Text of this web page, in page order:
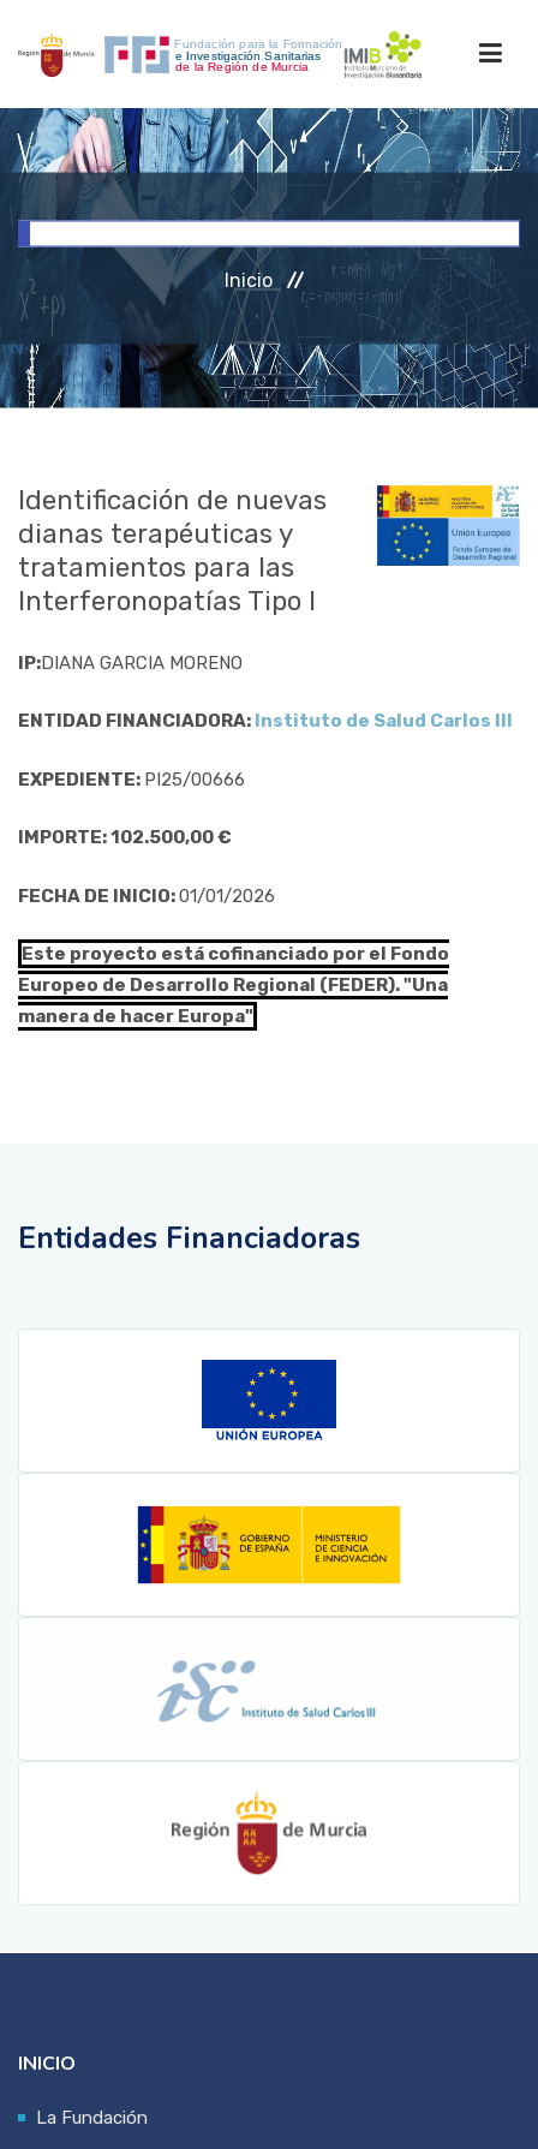
INICIO
INVESTIGACIÓN
RRHH
ACCESO PERSONAL
Inicio
Identificación de nuevas
dianas terapéuticas y
tratamientos para las
Interferonopatías Tipo I
IP:DIANA GARCIA MORENO
ENTIDAD FINANCIADORA: Instituto de Salud Carlos III
EXPEDIENTE: PI25/00666
IMPORTE: 102.500,00 €
FECHA DE INICIO:01/01/2026
Este proyecto está cofinanciado por el Fondo
Europeo de Desarrollo Regional (FEDER). "Una
manera de hacer Europa"
Entidades Financiadoras
INICIO
La Fundación